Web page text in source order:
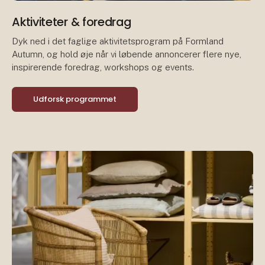
Aktiviteter & foredrag
Dyk ned i det faglige aktivitetsprogram på Formland
Autumn, og hold øje når vi løbende annoncerer flere nye,
inspirerende foredrag, workshops og events.
Udforsk programmet